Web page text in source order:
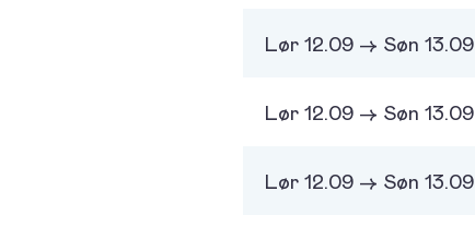
Lør 12.09 -> Søn 13.09
Lør 12.09 -> Søn 13.09
Lør 12.09 -> Søn 13.09